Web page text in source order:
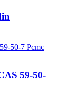
59-50-